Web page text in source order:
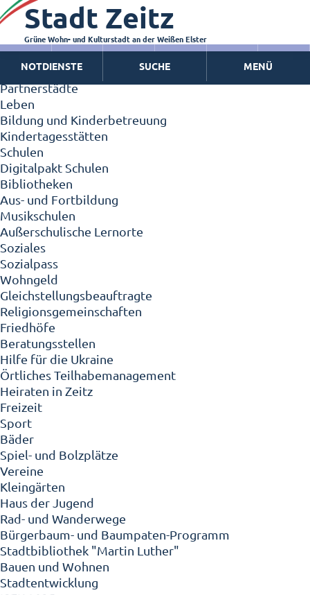
Zeitz - Die Kleinstadt
Willkommen in Zeitz!
Interview mit Oberbürgermeister Christian Thieme
Zeitz - Stadt der Zukunft
Ortschaften
Partnerstädte
Leben
Bildung und Kinderbetreuung
Kindertagesstätten
Schulen
Digitalpakt Schulen
Bibliotheken
Aus- und Fortbildung
Musikschulen
Außerschulische Lernorte
Soziales
Sozialpass
Wohngeld
Gleichstellungsbeauftragte
Religionsgemeinschaften
Friedhöfe
Beratungsstellen
Hilfe für die Ukraine
Örtliches Teilhabemanagement
Heiraten in Zeitz
Freizeit
Sport
Bäder
Spiel- und Bolzplätze
Vereine
Kleingärten
Haus der Jugend
Rad- und Wanderwege
Bürgerbaum- und Baumpaten-Programm
Stadtbibliothek "Martin Luther"
Bauen und Wohnen
Stadtentwicklung
Stadt Zeitz
Grüne Wohn- und Kulturstadt an der Weißen Elster
NOTDIENSTE SUCHE MENÜ